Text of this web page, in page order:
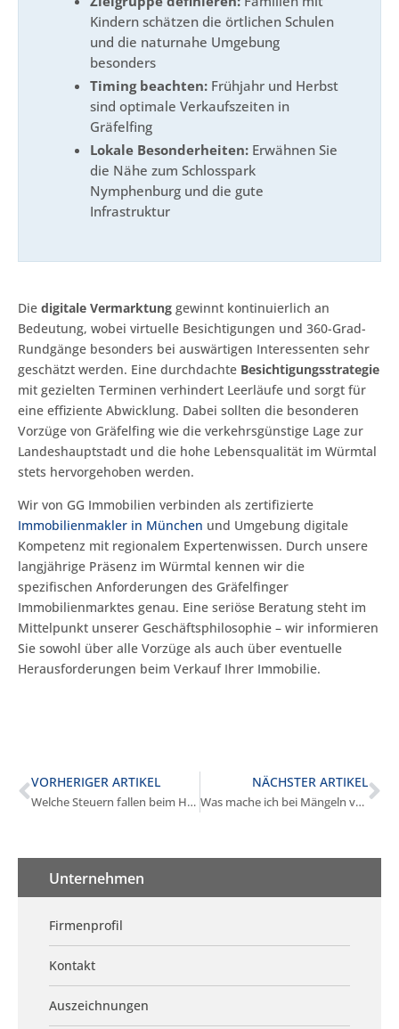
Kindern schätzen die örtlichen Schulen
und die naturnahe Umgebung
besonders
Timing beachten: Frühjahr und Herbst
sind optimale Verkaufszeiten in
Gräfelfing
Lokale Besonderheiten: Erwähnen Sie
die Nähe zum Schlosspark
Nymphenburg und die gute
Infrastruktur
Die digitale Vermarktung gewinnt kontinuierlich an
Bedeutung, wobei virtuelle Besichtigungen und 360-Grad-
Rundgänge besonders bei auswärtigen Interessenten sehr
geschätzt werden. Eine durchdachte Besichtigungsstrategie
mit gezielten Terminen verhindert Leerläufe und sorgt für
eine effiziente Abwicklung. Dabei sollten die besonderen
Vorzüge von Gräfelfing wie die verkehrsgünstige Lage zur
Landeshauptstadt und die hohe Lebensqualität im Würmtal
stets hervorgehoben werden.
Wir von GG Immobilien verbinden als zertifizierte
Immobilienmakler in München und Umgebung digitale
Kompetenz mit regionalem Expertenwissen. Durch unsere
langjährige Präsenz im Würmtal kennen wir die
spezifischen Anforderungen des Gräfelfinger
Immobilienmarktes genau. Eine seriöse Beratung steht im
Mittelpunkt unserer Geschäftsphilosophie – wir informieren
Sie sowohl über alle Vorzüge als auch über eventuelle
Herausforderungen beim Verkauf Ihrer Immobilie.
VORHERIGER ARTIKEL
Welche Steuern fallen beim Hausverkauf in Gräfelfing an?
NÄCHSTER ARTIKEL
Was mache ich bei Mängeln vor dem Verkauf in Gräfelfing?
Unternehmen
Firmenprofil
Kontakt
Auszeichnungen